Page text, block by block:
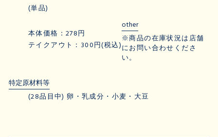
(単品)
本体価格：278円
テイクアウト：300円(税込)
other
※商品の在庫状況は店舗
にお問い合わせくださ
い。
特定原材料等
(28品目中) 卵・乳成分・小麦・大豆